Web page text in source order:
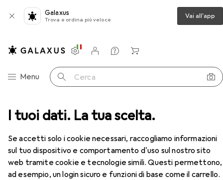
I tuoi dati. La tua scelta.
Se accetti solo i cookie necessari, raccogliamo informazioni
sul tuo dispositivo e comportamento d'uso sul nostro sito
web tramite cookie e tecnologie simili. Questi permettono,
ad esempio, un login sicuro e funzioni di base come il carrello.
Galaxus
Trova e ordina più veloce Vai all'app
Categoria Navigazione
Menu Cerca
Impostazioni
Conto cliente
Liste di confronto
Liste dei desideri
Carrello
Cartucce Epson MULTIPACK 4-COL.29XL HOME INK
EUR
114,37
EpsonMULTIPACK 4-COL.29XL
HOME INK